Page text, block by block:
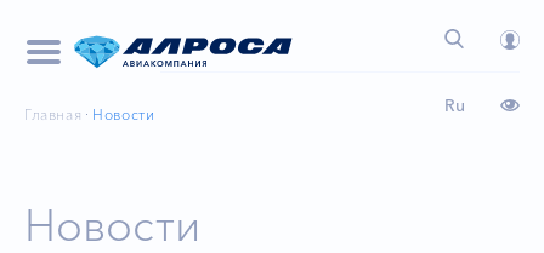
Ru
Главная Новости
Новости